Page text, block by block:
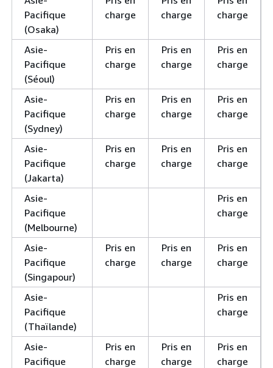
Pacifique
(Osaka)
charge
charge
charge
Asie-
Pacifique
(Séoul)
Pris en
charge
Pris en
charge
Pris en
charge
Asie-
Pacifique
(Sydney)
Pris en
charge
Pris en
charge
Pris en
charge
Asie-
Pacifique
(Jakarta)
Pris en
charge
Pris en
charge
Pris en
charge
Asie-
Pacifique
(Melbourne)
Pris en
charge
Asie-
Pacifique
(Singapour)
Pris en
charge
Pris en
charge
Pris en
charge
Asie-
Pacifique
(Thaïlande)
Pris en
charge
Asie-
Pacifique
Pris en
charge
Pris en
charge
Pris en
charge